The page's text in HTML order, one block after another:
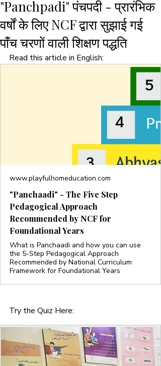
"Panchpadi" पंचपदी - प्रारंभिक
वर्षों के लिए NCF द्वारा सुझाई गई
पाँच चरणों वाली शिक्षण पद्धति
Read this article in English:
www.playfulhomeducation.com
"Panchaadi" - The Five Step
Pedagogical Approach
Recommended by NCF for
Foundational Years
What is Panchaadi and how you can use
the 5-Step Pedagogical Approach
Recommended by National Curriculum
Framework for Foundational Years
Try the Quiz Here: